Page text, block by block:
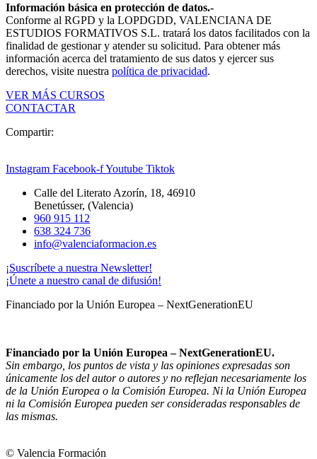
Información básica en protección de datos.-
Conforme al RGPD y la LOPDGDD, VALENCIANA DE
ESTUDIOS FORMATIVOS S.L. tratará los datos facilitados con la
finalidad de gestionar y atender su solicitud. Para obtener más
información acerca del tratamiento de sus datos y ejercer sus
derechos, visite nuestra política de privacidad.
VER MÁS CURSOS
CONTACTAR
Compartir:
Instagram Facebook-fYoutube Tiktok
Calle del Literato Azorín, 18, 46910
Benetússer, (Valencia)
960 915 112
638 324 736
info@valenciaformacion.es
¡Suscríbete a nuestra Newsletter!
¡Únete a nuestro canal de difusión!
Financiado por la Unión Europea – NextGenerationEU
Financiado por la Unión Europea – NextGenerationEU.
Sin embargo, los puntos de vista y las opiniones expresadas son
únicamente los del autor o autores y no reflejan necesariamente los
de la Unión Europea o la Comisión Europea. Ni la Unión Europea
ni la Comisión Europea pueden ser consideradas responsables de
las mismas.
© Valencia Formación